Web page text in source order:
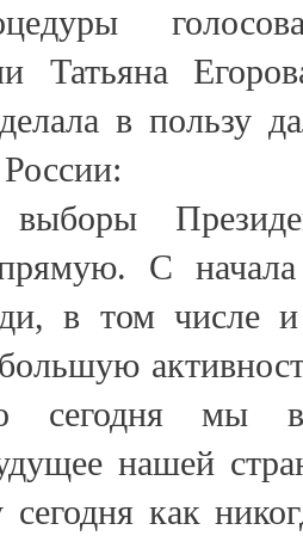
Татьяна
в пользу
выборы
С начала
в том числе
сегодня мы
нашей
сегодня как